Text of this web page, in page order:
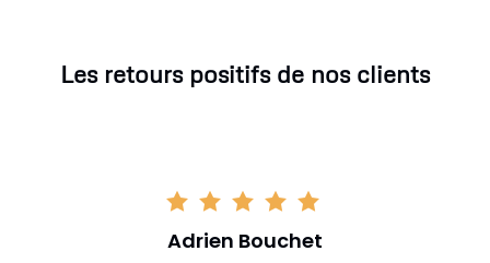
Les retours positifs de nos clients
Adrien Bouchet